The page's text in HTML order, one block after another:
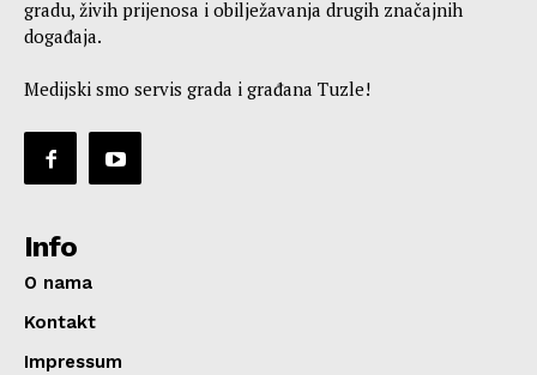
gradu, živih prijenosa i obilježavanja drugih značajnih
događaja.
Medijski smo servis grada i građana Tuzle!
Info
O nama
Kontakt
Impressum